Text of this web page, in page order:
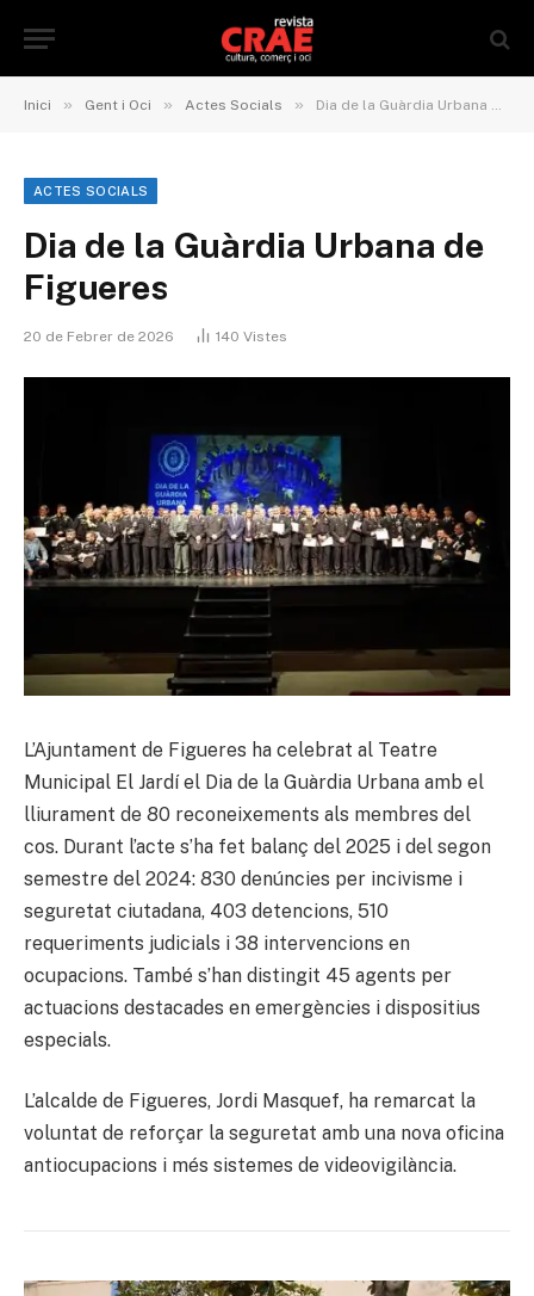
Inici » Gent i Oci » Actes Socials » Dia de la Guàrdia Urbana de Figueres
ACTES SOCIALS
Dia de la Guàrdia Urbana de
Figueres
20 de Febrer de 2026 140 Vistes
L’Ajuntament de Figueres ha celebrat al Teatre
Municipal El Jardí el Dia de la Guàrdia Urbana amb el
lliurament de 80 reconeixements als membres del
cos. Durant l’acte s’ha fet balanç del 2025 i del segon
semestre del 2024: 830 denúncies per incivisme i
seguretat ciutadana, 403 detencions, 510
requeriments judicials i 38 intervencions en
ocupacions. També s’han distingit 45 agents per
actuacions destacades en emergències i dispositius
especials.
L’alcalde de Figueres, Jordi Masquef, ha remarcat la
voluntat de reforçar la seguretat amb una nova oficina
antiocupacions i més sistemes de videovigilància.